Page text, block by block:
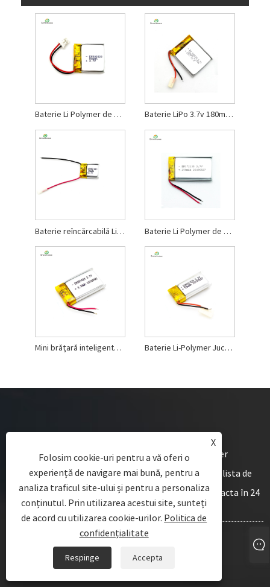
Baterie Li Polymer de 80 mAh pentru căști Bluetooth Baterie LiPo 3.7v 180mah pentru frumusețe
Baterie reîncărcabilă Li-polimer de 3,7 V Baterie Li Polymer de 250 mAh pentru animale de companie
Mini brățară inteligentă baterie Li-polimer Baterie Li-Polymer Jucării electrice de 50 mAh
Pentru întrebări despre baterie Li Polymer, Li Polymer
Prismatic Battery, Li Polymer Cylindrical Battery sau lista de
prețuri, vă rugăm să ne lăsați e-mailul și vă vom contacta în 24
de ore.
ÎNTREBARE ACUM
X
Folosim cookie-uri pentru a vă oferi o
experiență de navigare mai bună, pentru a
analiza traficul site-ului și pentru a personaliza
conținutul. Prin utilizarea acestui site, sunteți
de acord cu utilizarea cookie-urilor. Politica de
confidențialitate
Respinge Accepta